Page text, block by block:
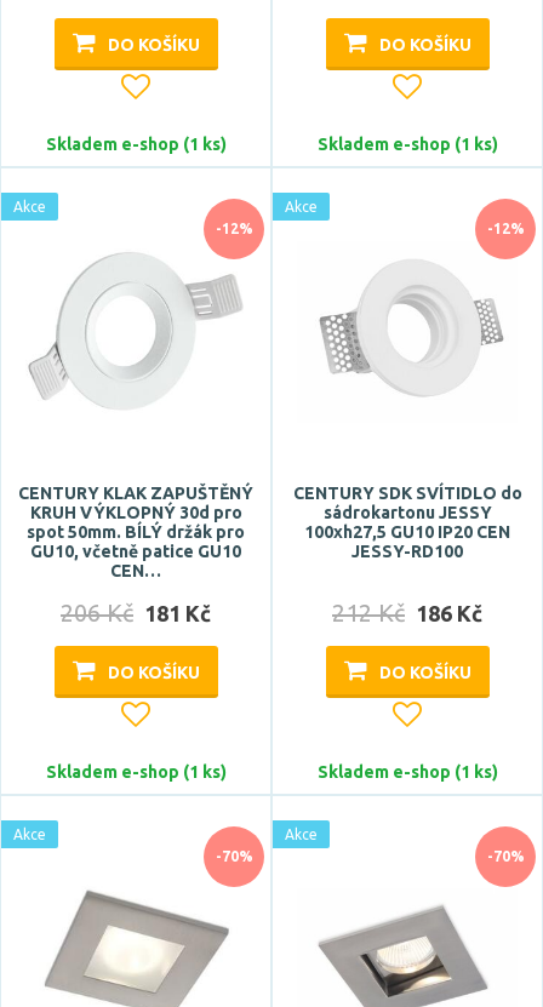
DO KOŠÍKU
Skladem e-shop (1 ks)
DO KOŠÍKU
Skladem e-shop (1 ks)
-12%
Akce
CENTURY KLAK ZAPUŠTĚNÝ
KRUH VÝKLOPNÝ 30d pro
spot 50mm. BÍLÝ držák pro
GU10, včetně patice GU10
CEN…
206 Kč 181 Kč
DO KOŠÍKU
Skladem e-shop (1 ks)
-12%
Akce
CENTURY SDK SVÍTIDLO do
sádrokartonu JESSY
100xh27,5 GU10 IP20 CEN
JESSY-RD100
212 Kč 186 Kč
DO KOŠÍKU
Skladem e-shop (1 ks)
-70%
Akce
-70%
Akce